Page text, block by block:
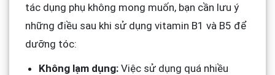
tác dụng phụ không mong muốn, bạn cần lưu ý
những điều sau khi sử dụng vitamin B1 và B5 để
dưỡng tóc:
Không lạm dụng:Việc sử dụng quá nhiều